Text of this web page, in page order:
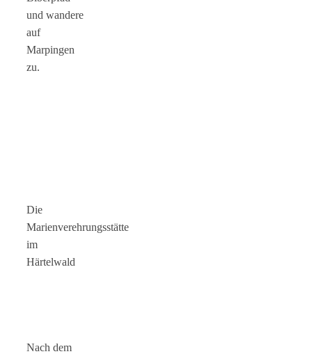
und wandere
auf
Marpingen
zu.
Die
Marienverehrungsstätte
im
Härtelwald
Nach dem